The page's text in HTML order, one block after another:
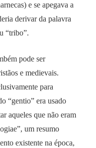
e se apegava a
derivar da palavra
“tribo”.
pode ser
e medievais.
para
“gentio” era usado
aqueles que não eram
um resumo
existente na época,